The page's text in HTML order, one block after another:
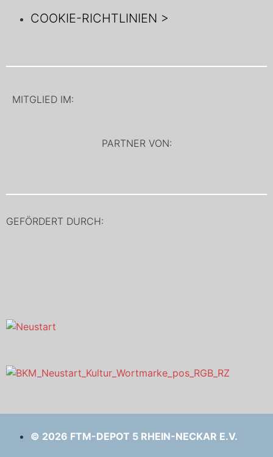
COOKIE-RICHTLINIEN >
MITGLIED IM:
PARTNER VON:
GEFÖRDERT DURCH:
© 2026 FTM-DEPOT 5 RHEIN-NECKAR E.V.